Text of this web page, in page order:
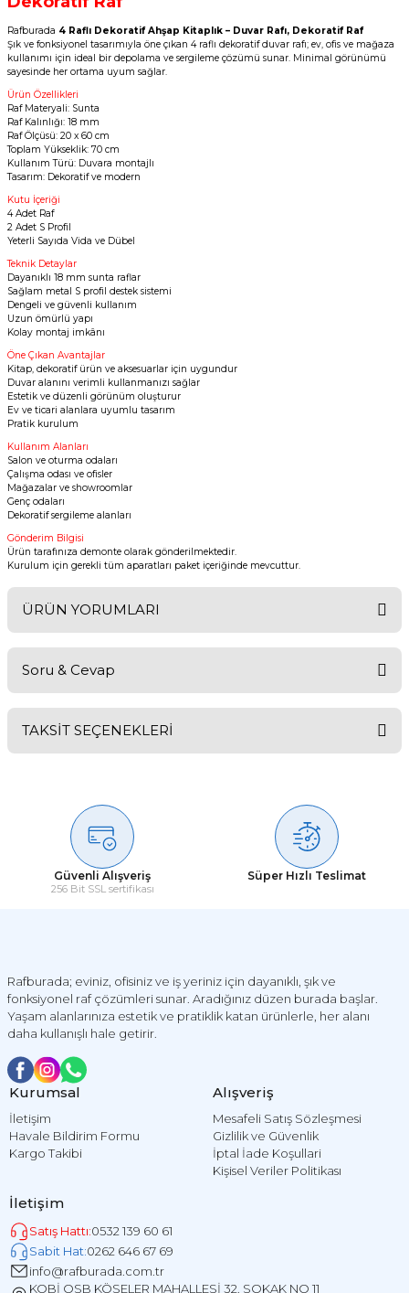
Rafburada 4 Raflı Dekoratif Ahşap Kitaplık – Duvar Rafı, Dekoratif Raf
Şık ve fonksiyonel tasarımıyla öne çıkan 4 raflı dekoratif duvar rafı; ev, ofis ve mağaza
kullanımı için ideal bir depolama ve sergileme çözümü sunar. Minimal görünümü
sayesinde her ortama uyum sağlar.
Ürün Özellikleri
Raf Materyali: Sunta
Raf Kalınlığı: 18 mm
Raf Ölçüsü: 20 x 60 cm
Toplam Yükseklik: 70 cm
Kullanım Türü: Duvara montajlı
Tasarım: Dekoratif ve modern
Kutu İçeriği
4 Adet Raf
2 Adet S Profil
Yeterli Sayıda Vida ve Dübel
Teknik Detaylar
Dayanıklı 18 mm sunta raflar
Sağlam metal S profil destek sistemi
Dengeli ve güvenli kullanım
Uzun ömürlü yapı
Kolay montaj imkânı
Öne Çıkan Avantajlar
Kitap, dekoratif ürün ve aksesuarlar için uygundur
Duvar alanını verimli kullanmanızı sağlar
Estetik ve düzenli görünüm oluşturur
Ev ve ticari alanlara uyumlu tasarım
Pratik kurulum
Kullanım Alanları
Salon ve oturma odaları
Çalışma odası ve ofisler
Mağazalar ve showroomlar
Genç odaları
Dekoratif sergileme alanları
Gönderim Bilgisi
Ürün tarafınıza demonte olarak gönderilmektedir.
Kurulum için gerekli tüm aparatları paket içeriğinde mevcuttur.
ÜRÜN YORUMLARI
Soru & Cevap
Ürün hakkında henüz soru sorulmamış.
TAKSİT SEÇENEKLERİ
Güvenli Alışveriş
256 Bit SSL sertifikası
Süper Hızlı Teslimat
Rafburada; eviniz, ofisiniz ve iş yeriniz için dayanıklı, şık ve
fonksiyonel raf çözümleri sunar. Aradığınız düzen burada başlar.
Yaşam alanlarınıza estetik ve pratiklik katan ürünlerle, her alanı
daha kullanışlı hale getirir.
Kurumsal
İletişim
Havale Bildirim Formu
Kargo Takibi
Alışveriş
Mesafeli Satış Sözleşmesi
Gizlilik ve Güvenlik
İptal İade Koşullari
Kişisel Veriler Politikası
İletişim
Satış Hattı:0532 139 60 61
Sabit Hat:0262 646 67 69
info@rafburada.com.tr
KOBİ OSB KÖSELER MAHALLESİ 32. SOKAK NO 11